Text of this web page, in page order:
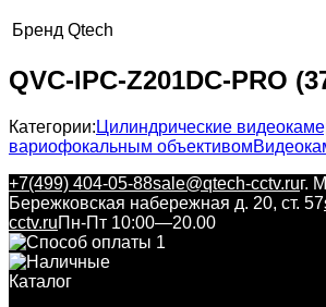
Бренд Qtech
QVC-IPC-Z201DC-PRO
Категории: Цилиндрические
вариофокальным объективом
+7(499) 404-05-88sale@qtech-cctv.ruг.
Бережковская набережная д. 20, ст. 57
cctv.ruПн-Пт 10:00—20.00
Каталог